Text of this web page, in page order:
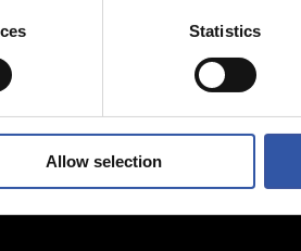
Statistics
Allow selection